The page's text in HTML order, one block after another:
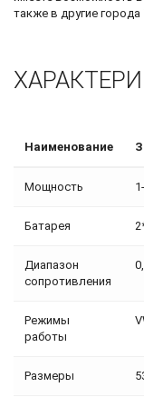
также в другие
Наименование
Мощность
Батарея
Диапазон
сопротивления
Режимы
работы
Размеры